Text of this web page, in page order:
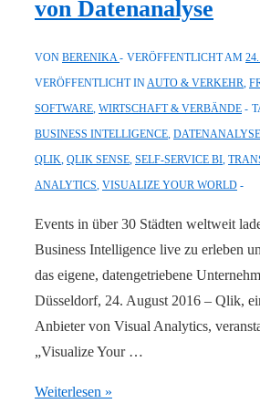
von Datenanalyse
VON BERENIKA VERÖFFENTLICHT AM
VERÖFFENTLICHT IN AUTO & VERKEHR
SOFTWARE WIRTSCHAFT & VERBÄNDE
BUSINESS INTELLIGENCE DATENANALYSE
QLIK QLIK SENSE SELF-SERVICE BI
ANALYTICS VISUALIZE YOUR WORLD
Events in über 30 Städten weltweit
Business Intelligence live zu erleben
das eigene, datengetriebene
Düsseldorf, 24. August 2016 – Qlik,
Anbieter von Visual Analytics,
„Visualize Your …
Visualize
Weiterlesen »